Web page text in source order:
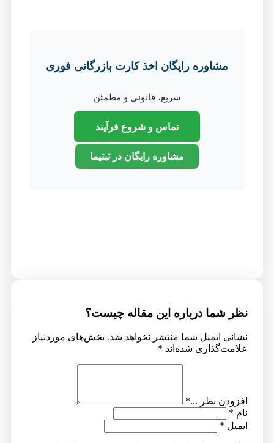
مشاوره رایگان اخذ کارت بازرگانی فوری
سریع، قانونی و مطمئن
تماس و شروع فرآیند
مشاوره رایگان در ثبتیما
نظر شما درباره این مقاله چیست؟
نشانی ایمیل شما منتشر نخواهد شد. بخش‌های موردنیاز
علامت‌گذاری شده‌اند *
افزودن نظر ...*
نام *
ایمیل *